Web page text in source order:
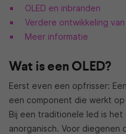
OLED en inbranden
Verdere ontwikkeling van
Meer informatie
Wat is een OLED?
Eerst even een opfrisser:
een component die werkt
Bij een traditionele led is
anorganisch. Voor diegenen